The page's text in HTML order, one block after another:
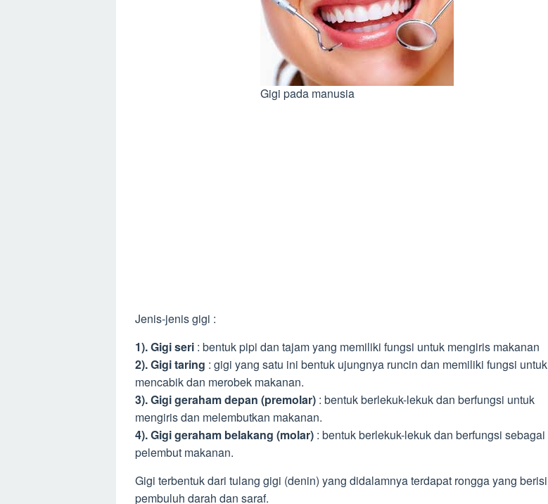
Gigi pada manusia
Jenis-jenis gigi :
1). Gigi seri : bentuk pipi dan tajam yang memiliki fungsi untuk mengiris makanan
2). Gigi taring : gigi yang satu ini bentuk ujungnya runcin dan memiliki fungsi untuk
mencabik dan merobek makanan.
3). Gigi geraham depan (premolar) : bentuk berlekuk-lekuk dan berfungsi untuk
mengiris dan melembutkan makanan.
4). Gigi geraham belakang (molar) : bentuk berlekuk-lekuk dan berfungsi sebagai
pelembut makanan.
Gigi terbentuk dari tulang gigi (denin) yang didalamnya terdapat rongga yang berisi
pembuluh darah dan saraf.